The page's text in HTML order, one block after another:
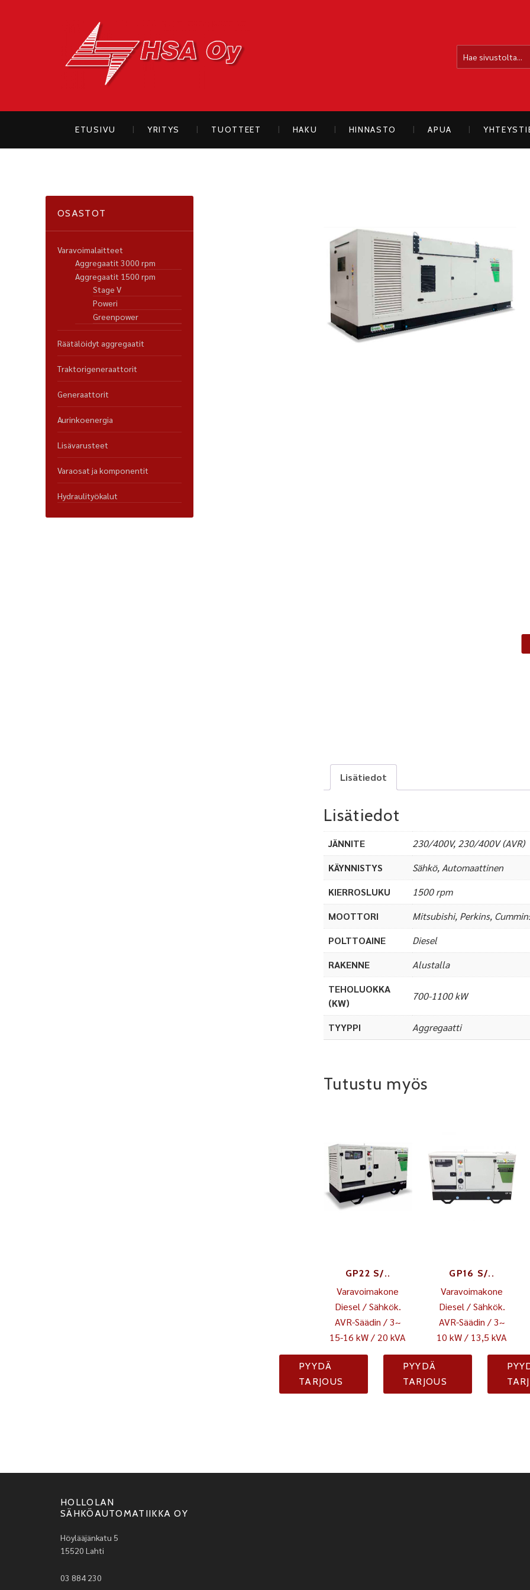
ETUSIVU YRITYS TUOTTEET HAKU HINNASTO APUA
Lisätiedot
Lisätiedot
JÄNNITE
230/400V, 230/400V (AVR)
KÄYNNISTYS
Sähkö, Automaattinen
KIERROSLUKU
1500 rpm
MOOTTORI
Mitsubishi, Perkins,
POLTTOAINE
Diesel
RAKENNE
Alustalla
TEHOLUOKKA
(KW)
700-1100 kW
TYYPPI Aggregaatti
Tutustu myös
GP22 S/..
Varavoimakone
Diesel / Sähkök.
AVR-Säädin / 3~
15-16 kW / 20 kVA
PYYDÄ
TARJOUS
GP16 S/..
Varavoimakone
Diesel / Sähkök.
AVR-Säädin / 3~
10 kW / 13,5 kVA
PYYDÄ
TARJOUS
OSASTOT
Varavoimalaitteet
Aggregaatit 3000 rpm
Aggregaatit 1500 rpm
Stage V
Poweri
Greenpower
Räätälöidyt aggregaatit
Traktorigeneraattorit
Generaattorit
Aurinkoenergia
Lisävarusteet
Varaosat ja komponentit
Hydraulityökalut
HOLLOLAN
SÄHKÖAUTOMATIIKKA OY
Höylääjänkatu 5
15520 Lahti
03 884 230